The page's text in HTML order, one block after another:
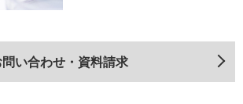
問い合わせ・資料請求